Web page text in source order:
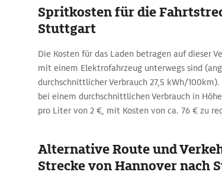
Spritkosten für die
Stuttgart
Die Kosten für das Laden betragen auf dieser
mit einem Elektrofahrzeug unterwegs sind
durchschnittlicher Verbrauch 27,5 kWh/
bei einem durchschnittlichen Verbrauch in
pro Liter von 2 €, mit Kosten von ca. 76 € zu
Alternative Route und
Strecke von Hannover nach